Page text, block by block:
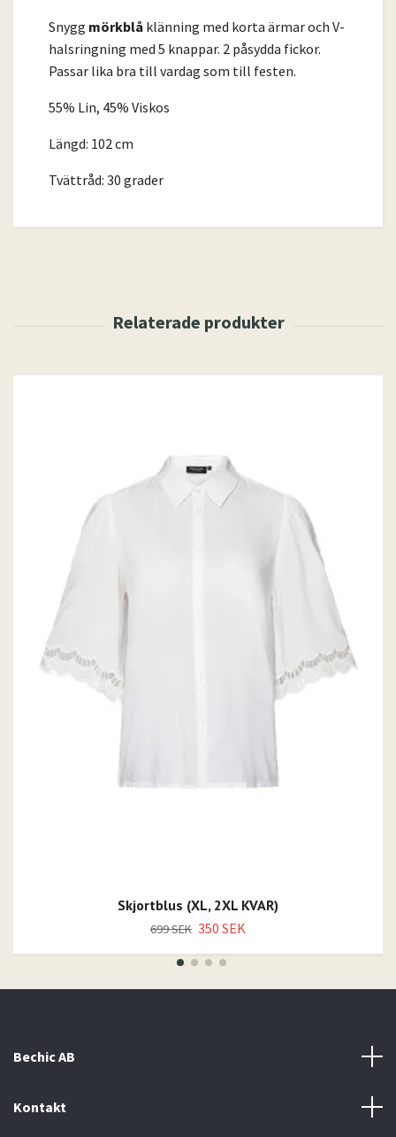
Snygg mörkblå klänning med korta ärmar och V-
halsringning med 5 knappar. 2 påsydda fickor.
Passar lika bra till vardag som till festen.
55% Lin, 45% Viskos
Längd: 102 cm
Tvättråd: 30 grader
Skjortblus (XL, 2XL KVAR)
699 SEK 350 SEK
Bechic AB
Kontakt